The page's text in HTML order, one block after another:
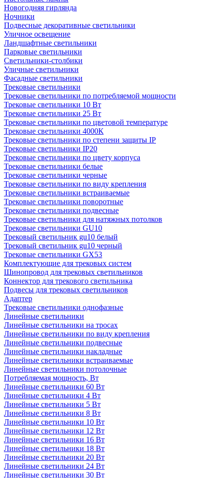
Новогодняя гирлянда
Ночники
Подвесные декоративные светильники
Уличное освещение
Ландшафтные светильники
Парковые светильники
Светильники-столбики
Уличные светильники
Фасадные светильники
Трековые светильники
Трековые светильники по потребляемой мощности
Трековые светильники 10 Вт
Трековые светильники 25 Вт
Трековые светильники по цветовой температуре
Трековые светильники 4000К
Трековые светильники по степени защиты IP
Трековые светильники IP20
Трековые светильники по цвету корпуса
Трековые светильники белые
Трековые светильники черные
Трековые светильники по виду крепления
Трековые светильники встраиваемые
Трековые светильники поворотные
Трековые светильники подвесные
Трековые светильники для натяжных потолков
Трековые светильники GU10
Трековый светильник gu10 белый
Трековый светильник gu10 черный
Трековые светильники GX53
Комплектующие для трековых систем
Шинопровод для трековых светильников
Коннектор для трекового светильника
Подвесы для трековых светильников
Адаптер
Трековые светильники однофазные
Линейные светильники
Линейные светильники на тросах
Линейные светильники по виду крепления
Линейные светильники подвесные
Линейные светильники накладные
Линейные светильники встраиваемые
Линейные светильники потолочные
Потребляемая мощность, Вт
Линейные светильники 60 Вт
Линейные светильники 4 Вт
Линейные светильники 5 Вт
Линейные светильники 8 Вт
Линейные светильники 10 Вт
Линейные светильники 12 Вт
Линейные светильники 16 Вт
Линейные светильники 18 Вт
Линейные светильники 20 Вт
Линейные светильники 24 Вт
Линейные светильники 30 Вт